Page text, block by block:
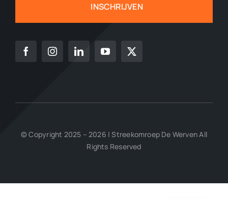
INSCHRIJVEN
© Copyright 2025 – 2026 | Streekomroep De Werven All
Rights Reserved